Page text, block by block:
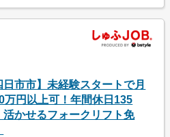
日市市】未経験スタートで月
万円以上可！年間休日135
活かせるフォークリフト免